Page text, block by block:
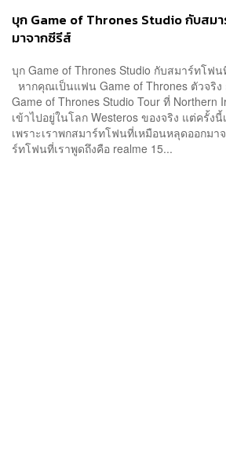
บุก Game of Thrones Studio กับสม
มาจากซีรีส์
บุก Game of Thrones Studio กับสมาร์ทโฟ
หากคุณเป็นแฟน Game of Thrones ตัวจริง
Game of Thrones Studio Tour ที่ Northern
เข้าไปอยู่ในโลก Westeros ของจริง แต่ครั้งนี้
เพราะเราพกสมาร์ทโฟนที่เหมือนหลุดออกม
ร์ทโฟนที่เราพูดถึงคือ realme 15...